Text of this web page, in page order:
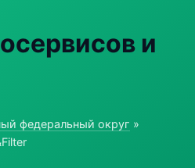
и
федеральный округ »